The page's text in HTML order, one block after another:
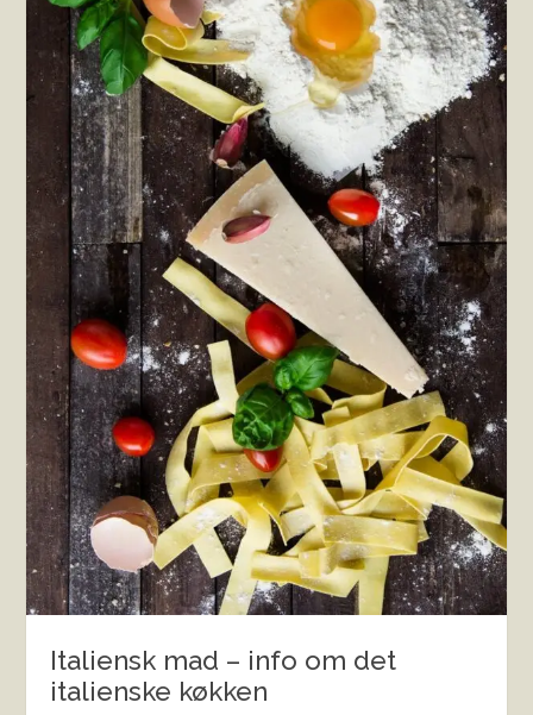
Italiensk mad – info om det
italienske køkken